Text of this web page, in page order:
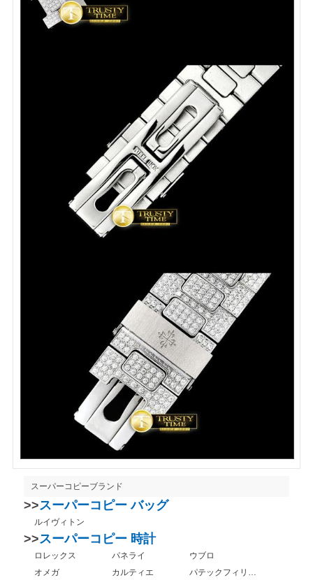
スーパーコピーブランド
>>スーパーコピー バッグ
ルイヴィトン
>>スーパーコピー 時計
ロレックス パネライ
ウブロ
オメガ
カルティエ